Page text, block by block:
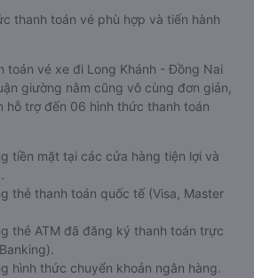
thanh toán vé phù hợp và tiến hành
toán vé xe đi Long Khánh - Đồng Nai
giường nằm cũng vô cùng đơn giản,
hỗ trợ đến 06 hình thức thanh toán
tiền mặt tại các cửa hàng tiện lợi và
thẻ thanh toán quốc tế (Visa, Master
thẻ ATM đã đăng ký thanh toán trực
hình thức chuyển khoản ngân hàng.